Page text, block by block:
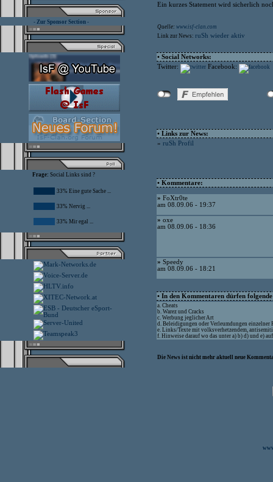
- Zur Sponsor Section -
Frage: Social Links sind ?
33% Eine gute Sache ...
33% Nervig ...
33% Mir egal ...
Ein kurzes Statement wird sicherlich
Quelle: www.isf-clan.com
Link zur News: ruSh wieder aktiv
• Social Networks:
Twitter:
Facebook:
• Links zur News:
» ruSh Profil
• Kommentare:
» FoXtr0te
am 08.09.06 - 19:37
» oxe
am 08.09.06 - 18:36
» Speedy
am 08.09.06 - 18:21
• In den Kommentaren dürfen
a. Cheats
b. Warez und Cracks
c. Werbung jeglicher Art
d. Beleidigungen oder Verleumdungen einzelner
e. Links/Texte mit volksverhetzendem,
f. Hinweise darauf wo das unter a) b) d) und e)
Die News ist nicht mehr aktuell neue